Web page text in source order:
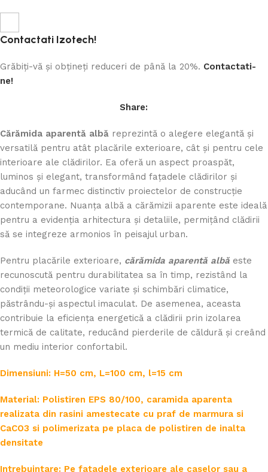
Contactati Izotech!
Grăbiți-vă și obțineți reduceri de până la 20%. Contactati-
ne!
Share:
Cărămida aparentă albă reprezintă o alegere elegantă și
versatilă pentru atât placările exterioare, cât și pentru cele
interioare ale clădirilor. Ea oferă un aspect proaspăt,
luminos și elegant, transformând fațadele clădirilor și
aducând un farmec distinctiv proiectelor de construcție
contemporane. Nuanța albă a cărămizii aparente este ideală
pentru a evidenția arhitectura și detaliile, permițând clădirii
să se integreze armonios în peisajul urban.
Pentru placările exterioare, cărămida aparentă albă este
recunoscută pentru durabilitatea sa în timp, rezistând la
condiții meteorologice variate și schimbări climatice,
păstrându-și aspectul imaculat. De asemenea, aceasta
contribuie la eficiența energetică a clădirii prin izolarea
termică de calitate, reducând pierderile de căldură și creând
un mediu interior confortabil.
Dimensiuni: H=50 cm, L=100 cm, l=15 cm
Material: Polistiren EPS 80/100, caramida aparenta
realizata din rasini amestecate cu praf de marmura si
CaCO3 si polimerizata pe placa de polistiren de inalta
densitate
Intrebuintare: Pe fatadele exterioare ale caselor sau a